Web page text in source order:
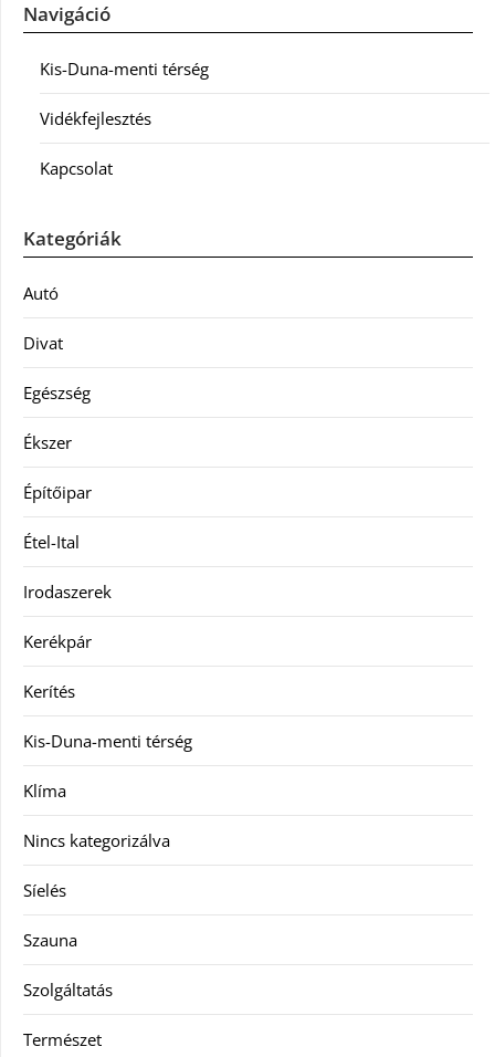
Navigáció
Kis-Duna-menti térség
Vidékfejlesztés
Kapcsolat
Kategóriák
Autó
Divat
Egészség
Ékszer
Építőipar
Étel-Ital
Irodaszerek
Kerékpár
Kerítés
Kis-Duna-menti térség
Klíma
Nincs kategorizálva
Síelés
Szauna
Szolgáltatás
Természet